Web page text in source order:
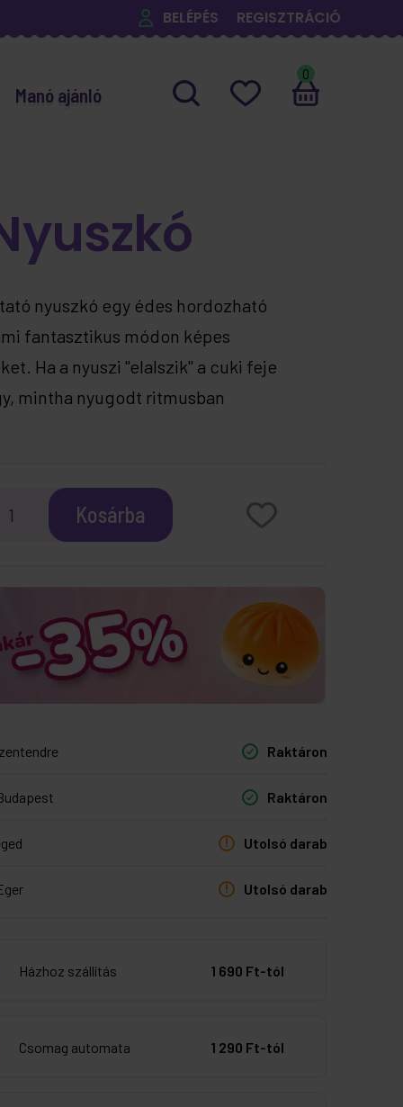
BELÉPÉS REGISZTRÁCIÓ
Manó ajánló
0
nyuszkó egy édes hordozható
fantasztikus módon képes
Ha a nyuszi "elalszik" a cuki feje
mintha nyugodt ritmusban
Kosárba
Raktáron
Raktáron
Utolsó darab
Utolsó darab
Házhoz szállítás 1 690 Ft-tól
Csomag automata 1 290 Ft-tól